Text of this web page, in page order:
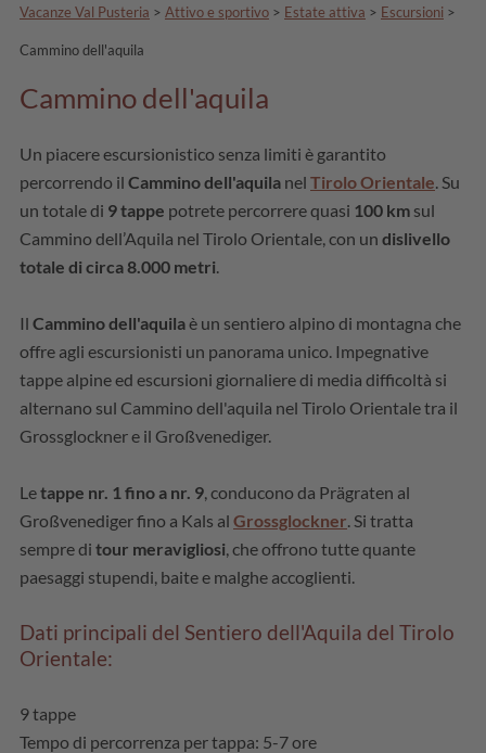
Vacanze Val Pusteria > Attivo e sportivo > Estate attiva > Escursioni >
Cammino dell'aquila
Cammino dell'aquila
Un piacere escursionistico senza limiti è garantito
percorrendo il Cammino dell'aquila nel Tirolo Orientale. Su
un totale di 9 tappe potrete percorrere quasi 100 km sul
Cammino dell’Aquila nel Tirolo Orientale, con un dislivello
totale di circa 8.000 metri.
Il Cammino dell'aquilaè un sentiero alpino di montagna che
offre agli escursionisti un panorama unico. Impegnative
tappe alpine ed escursioni giornaliere di media difficoltà si
alternano sul Cammino dell'aquila nel Tirolo Orientale tra il
Grossglockner e il Großvenediger.
Letappe nr. 1 fino a nr. 9, conducono da Prägraten al
Großvenediger fino a Kals al Grossglockner. Si tratta
sempre di tour meravigliosi, che offrono tutte quante
paesaggi stupendi, baite e malghe accoglienti.
Dati principali del Sentiero dell'Aquila del Tirolo
Orientale:
9 tappe
Tempo di percorrenza per tappa: 5-7 ore